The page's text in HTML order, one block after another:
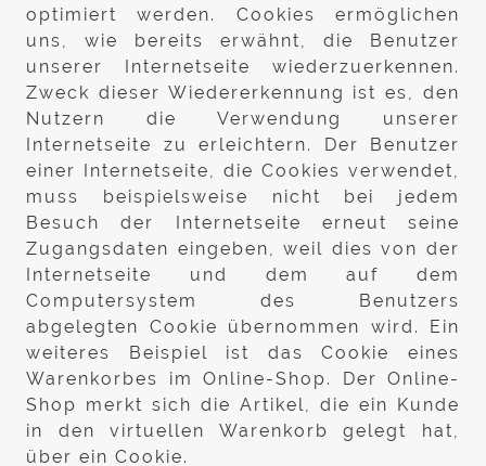
optimiert werden. Cookies ermöglichen
uns, wie bereits erwähnt, die Benutzer
unserer Internetseite wiederzuerkennen.
Zweck dieser Wiedererkennung ist es, den
Nutzern die Verwendung unserer
Internetseite zu erleichtern. Der Benutzer
einer Internetseite, die Cookies verwendet,
muss beispielsweise nicht bei jedem
Besuch der Internetseite erneut seine
Zugangsdaten eingeben, weil dies von der
Internetseite und dem auf dem
Computersystem des Benutzers
abgelegten Cookie übernommen wird. Ein
weiteres Beispiel ist das Cookie eines
Warenkorbes im Online-Shop. Der Online-
Shop merkt sich die Artikel, die ein Kunde
in den virtuellen Warenkorb gelegt hat,
über ein Cookie.